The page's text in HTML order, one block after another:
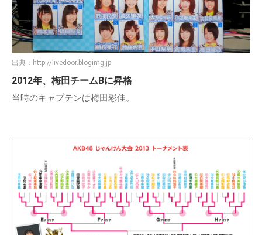
出典： http://livedoor.blogimg.jp
2012年、梅田チームBに昇格
当時のキャプテンは梅田彩佳。